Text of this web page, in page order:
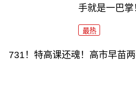
手就是一巴掌
最热
731！特高课还魂！高市早苗